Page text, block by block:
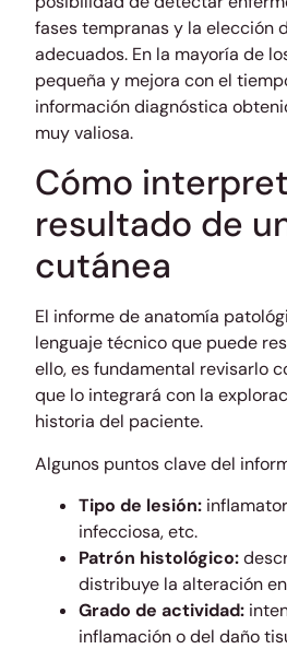
fases tempranas y la elección
adecuados. En la mayoría de
pequeña y mejora con el
información diagnóstica
muy valiosa.
Cómo
resultado de
cutánea
El informe de anatomía
lenguaje técnico que puede
ello, es fundamental revisarlo
que lo integrará con la
historia del paciente.
Algunos puntos clave del
Tipo de lesión:
infecciosa, etc.
Patrón histológico:
distribuye la alteración
Grado de actividad:
inflamación o del daño